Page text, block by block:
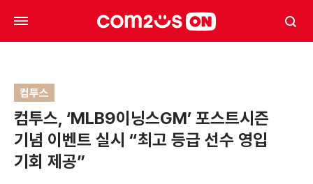
컴투스
컴투스, ‘MLB9이닝스GM’ 포스트시즌
기념 이벤트 실시 “최고 등급 선수 영입
기회 제공”